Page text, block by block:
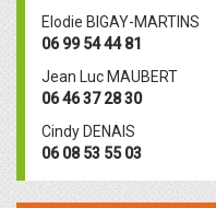
Elodie BIGAY-MARTINS
06 99 54 44 81
Jean Luc MAUBERT
06 46 37 28 30
Cindy DENAIS
06 08 53 55 03